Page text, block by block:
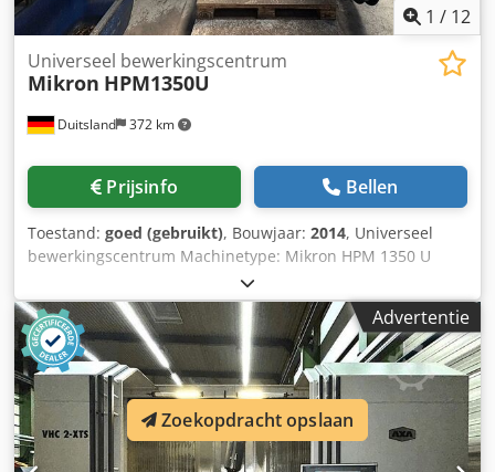
1 / 12
Duitsland 372 km
Universeel bewerkingscentrum
Mikron HPM1350U
Prijsinfo Bellen
Toestand: goed (gebruikt), Bouwjaar: 2014, Universeel
bewerkingscentrum Machinetype: Mikron HPM 1350 U
Besturing: Heidenhain iTNC 530 Bouwjaar: 2014
Djdpfxszind Hs Ap Hsck TECHNISCHE GEGEVENS
Verplaatsingen X-as: 1.350 mm Y-as: 1.150 mm Z-as: 700 /
895 mm A-as: +16°/-120° C-as: 360° Draaikop Aantal
gestuurde assen: 5 Toerentalbereik: 15.000 min⁻¹
Aandrijfsvermogen: 38 kW Gereedschaphouder: HSK 63
Gereedschapswisselaar Gereedschapsplaatsen: 92 NC-
draaitafel Tafelgrootte: 1.100 x 1.000 mm Max.
tafelbelasting: 1.600 kg Uitrusting Spaanafvoer Interne
Advertentie
Zoekopdracht opslaan